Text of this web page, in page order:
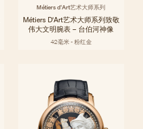
Métiers d'Art艺术大师系列
Métiers D'Art艺术大师系列致敬
伟大文明腕表 – 台伯河神像
42毫米 - 粉红金